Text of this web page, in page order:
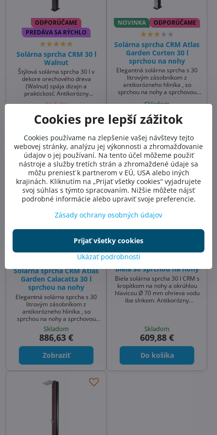
ODPORÚČAME
PREDÁVA SA RÝCHLO
Solárna sprcha CRM 30 l
Walnut
Štýlová solárna sprcha 30 l v
dekore orechového dreva
(Walnut) spája dizajn a
praktickosť. Antikorózny
hliníkový zásobník, predný panel
sprcha na nohy a štvorcová
ružica 200×150 mm. Perfektná
bazénu aj na terasu.
do 5 dní
798,48 €
NOVINKA ODPORÚČAME
Solárna sprcha CRM Atlas
Garden Corten 30 l
sprchou na nohy
Elegantná solárna sprcha s 30
litrovým zásobníkom z
antikorózneho hliníka , so
sprchou na nohy a sprchovou
Skladom
871,25 €
Solárna sprcha CRM Atlas
Garden Calacatta 30 l
sprchou na nohy
Elegantná solárna sprcha s 30
litrovým zásobníkom z
antikorózneho hliníka , so
sprchou na nohy a sprchovou
ružicou 200x150 mm v matnej
čiernej
Skladom
886,63 €
Zobraziť
Solárna sprcha CRM 30 l
biela so sprchou na nohy
Biela solárna sprcha 30 l CRM s
kropítkom na nohy a okrúhlou
hlavicou Ø 70 mm ohrieva vodu
iba slnkom. Antikorózny
aj solárna sprcha do záhrady.
Skladom
609,88 €
Do košíka
Cookies pre lepší zážitok
Cookies používame na zlepšenie vašej návštevy tejto
webovej stránky, analýzu jej výkonnosti a zhromažďovanie
údajov o jej používaní. Na tento účel môžeme použiť
nástroje a služby tretích strán a zhromaždené údaje sa
môžu preniesť k partnerom v EÚ, USA alebo iných
krajinách. Kliknutím na „Prijať všetky cookies“ vyjadrujete
svoj súhlas s týmto spracovaním. Nižšie môžete nájsť
podrobné informácie alebo upraviť svoje preferencie.
Zásady ochrany osobných údajov
Ukázať podrobnosti
Prijať všetky cookies